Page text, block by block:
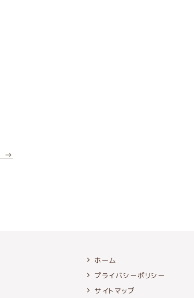
→
ホーム
プライバシーポリシー
サイトマップ